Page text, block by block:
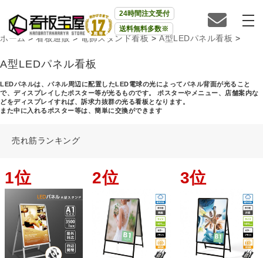
24時間注文受付
送料無料多数※
ホーム >看板通販 >電飾スタンド看板>A型LEDパネル看板 >
A型LEDパネル看板
LEDパネルは、パネル周辺に配置したLED電球の光によってパネル背面が光ること
で、ディスプレイしたポスター等が光るものです。 ポスターやメニュー、店舗案内な
どをディスプレイすれば、訴求力抜群の光る看板となります。
また中に入れるポスター等は、簡単に交換ができます
売れ筋ランキング
1位 2位 3位